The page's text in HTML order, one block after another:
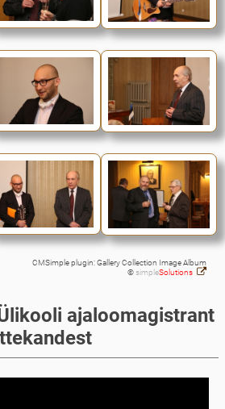
CMSimple plugin: Gallery Collection Image Album
© simpleSolutions
ajaloomagistrant